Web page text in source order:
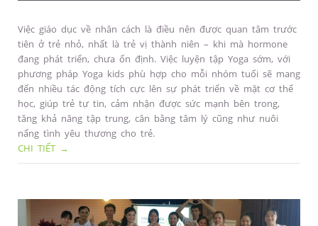
Việc giáo dục về nhân cách là điều nên được quan tâm trước
tiên ở trẻ nhỏ, nhất là trẻ vị thành niên – khi mà hormone
đang phát triển, chưa ổn định. Việc luyện tập Yoga sớm, với
phương pháp Yoga kids phù hợp cho mỗi nhóm tuổi sẽ mang
đến nhiều tác động tích cực lên sự phát triển về mặt cơ thể
học, giúp trẻ tự tin, cảm nhận được sức mạnh bên trong,
tăng khả năng tập trung, cân bằng tâm lý cũng như nuôi
nấng tình yêu thương cho trẻ.
CHI TIẾT →